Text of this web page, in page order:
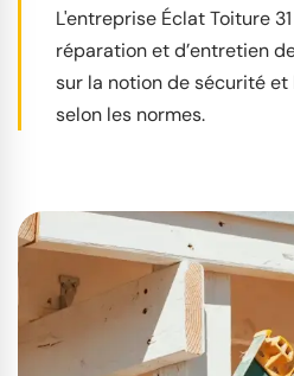
L'entreprise Éclat Toiture
réparation et d’entretien
sur la notion de sécurité et
selon les normes.